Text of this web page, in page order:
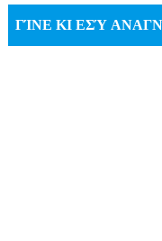
ΓΊΝΕ ΚΙ ΕΣΎ